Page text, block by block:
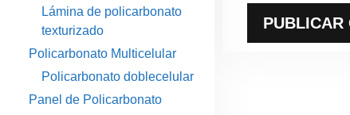
Lámina de policarbonato
texturizado
Policarbonato Multicelular
Policarbonato doblecelular
Panel de Policarbonato